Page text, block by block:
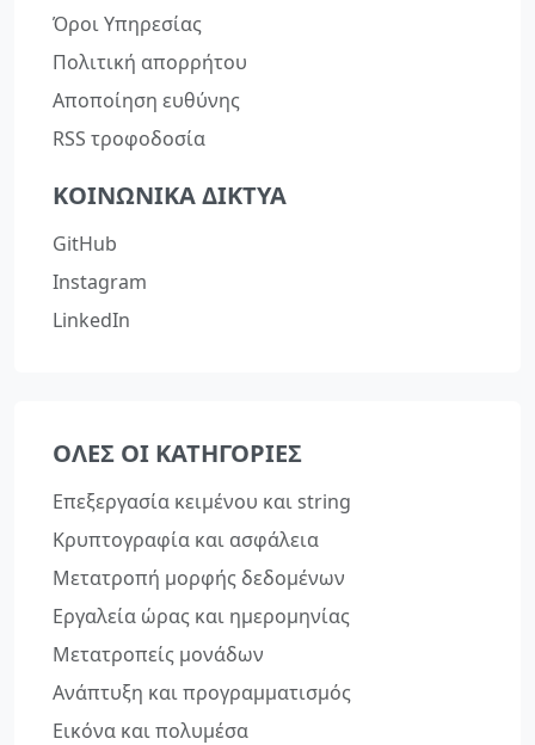
Όροι Υπηρεσίας
Πολιτική απορρήτου
Αποποίηση ευθύνης
RSS τροφοδοσία
ΚΟΙΝΩΝΙΚΆ ΔΊΚΤΥΑ
GitHub
Instagram
LinkedIn
ΌΛΕΣ ΟΙ ΚΑΤΗΓΟΡΊΕΣ
Επεξεργασία κειμένου και string
Κρυπτογραφία και ασφάλεια
Μετατροπή μορφής δεδομένων
Εργαλεία ώρας και ημερομηνίας
Μετατροπείς μονάδων
Ανάπτυξη και προγραμματισμός
Εικόνα και πολυμέσα